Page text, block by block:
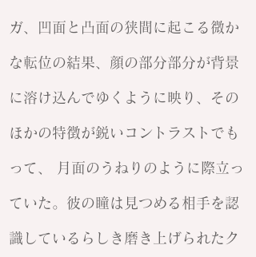
ガ、凹面と凸面の狭間に起こる微か
な転位の結果、顔の部分部分が背景
に溶け込んでゆくように映り、その
ほかの特徴が鋭いコントラストでも
って、 月面のうねりのように際立っ
ていた。彼の瞳は見つめる相手を認
識しているらしき磨き上げられたク